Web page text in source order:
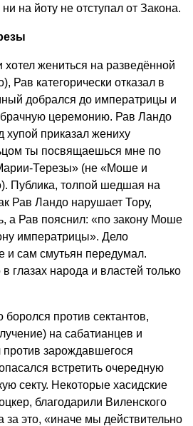
на йоту не отступал от Закона.
хотел жениться на разведённой
Рав категорически отказал в
добрался до императрицы и
брачную церемонию. Рав Ландо
хупой приказал жениху
ты посвящаешься мне по
Терезы» (не «Моше и
Публика, толпой шедшая на
Рав Ландо нарушает Тору,
а Рав пояснил: «по закону Моше
императрицы». Дело
и сам смутьян передумал.
глазах народа и властей только
боролся против сектантов,
на сабатианцев и
зарождавшегося
встретить очередную
секту. Некоторые хасидские
благодарили Виленского
это, «иначе мы действительно